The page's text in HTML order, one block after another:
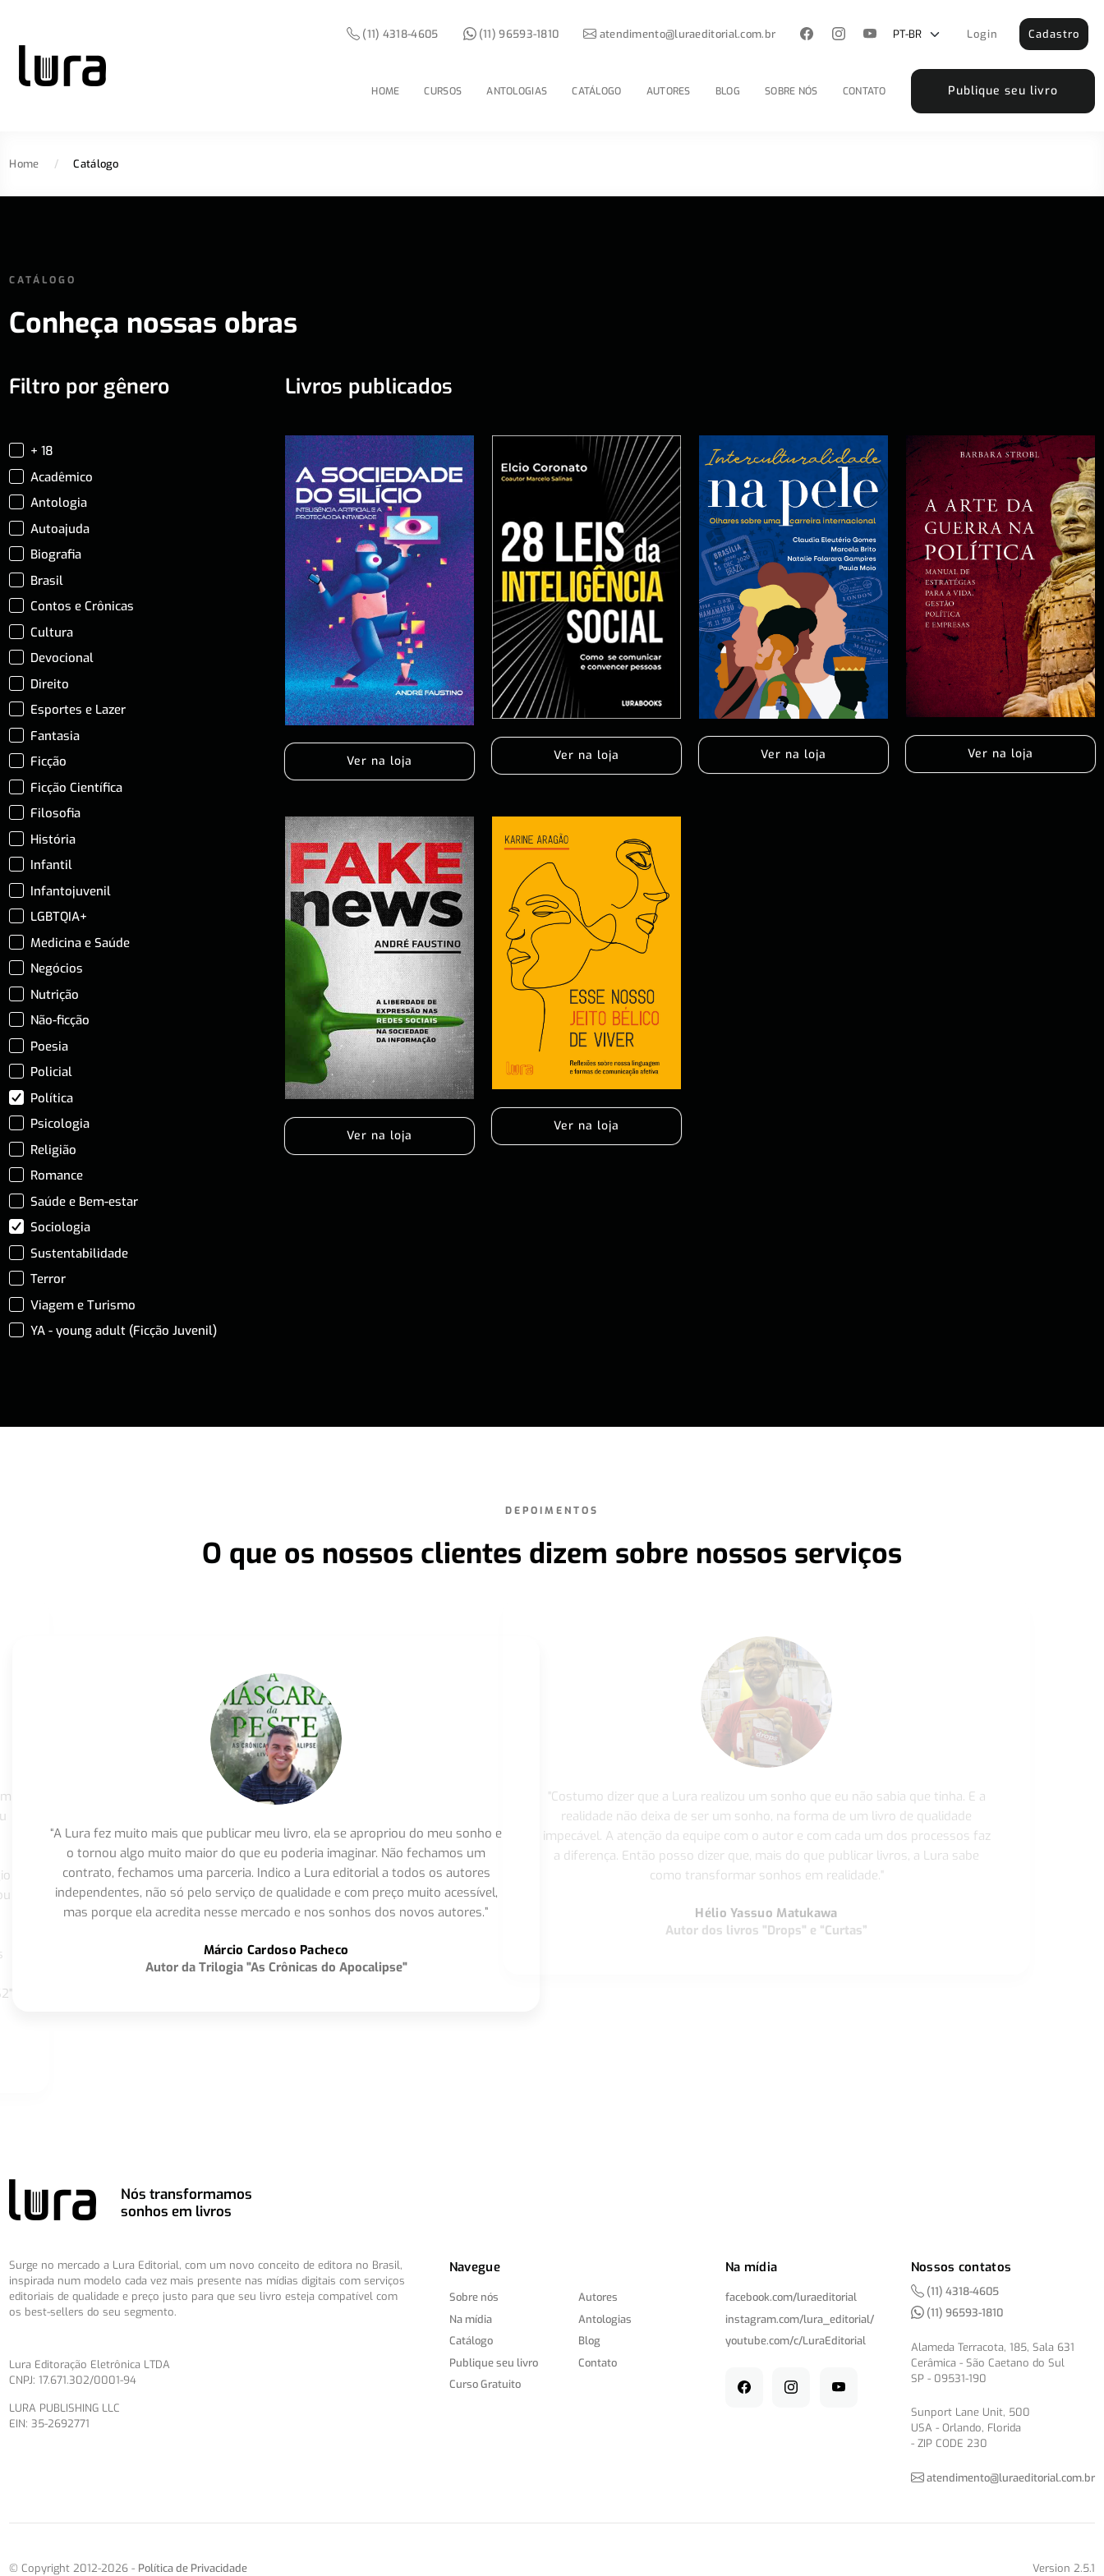
HOME CURSOS ANTOLOGIAS CATÁLOGO AUTORES BLOG SOBRE NÓS CONTATO Publique seu livro
(11) 4318-4605 (11) 96593-1810 atendimento@luraeditorial.com.br Login Cadastro
Home / Catálogo
CATÁLOGO
Conheça nossas obras
Filtro por gênero
+ 18
Acadêmico
Antologia
Autoajuda
Biografia
Brasil
Contos e Crônicas
Cultura
Devocional
Direito
Esportes e Lazer
Fantasia
Ficção
Ficção Científica
Filosofia
História
Infantil
Infantojuvenil
LGBTQIA+
Medicina e Saúde
Negócios
Nutrição
Não-ficção
Poesia
Policial
Política
Psicologia
Religião
Romance
Saúde e Bem-estar
Sociologia
Sustentabilidade
Terror
Viagem e Turismo
YA - young adult (Ficção Juvenil)
Livros publicados
Ver na loja Ver na loja Ver na loja Ver na loja
Ver na loja
Ver na loja
DEPOIMENTOS
O que os nossos clientes dizem sobre nossos serviços
“A Lura fez muito mais que publicar meu livro, ela se apropriou do meu sonho e
o tornou algo muito maior do que eu poderia imaginar. Não fechamos um
contrato, fechamos uma parceria. Indico a Lura editorial a todos os autores
independentes, não só pelo serviço de qualidade e com preço muito acessível,
mas porque ela acredita nesse mercado e nos sonhos dos novos autores.”
Márcio Cardoso Pacheco
Autor da Trilogia "As Crônicas do Apocalipse"
"Costumo dizer que a Lura realizou um sonho que eu não sabia que tinha. E a
realidade não deixa de ser um sonho, na forma de um livro de qualidade
impecável. A atenção da equipe com o autor e com cada um dos processos faz
a diferença. Então posso dizer que, mais do que publicar livros, a Lura sabe
como transformar sonhos em realidade."
Hélio Yassuo Matukawa
Autor dos livros "Drops" e “Curtas”
Nós transformamos
sonhos em livros
Surge no mercado a Lura Editorial, com um novo conceito de editora no Brasil,
inspirada num modelo cada vez mais presente nas mídias digitais com serviços
editoriais de qualidade e preço justo para que seu livro esteja compatível com
os best-sellers do seu segmento.
Lura Editoração Eletrônica LTDA
CNPJ: 17.671.302/0001-94
LURA PUBLISHING LLC
EIN: 35-2692771
Navegue
Sobre nós
Na mídia
Catálogo
Publique seu livro
Curso Gratuito
Autores
Antologias
Blog
Contato
Na mídia
facebook.com/luraeditorial
instagram.com/lura_editorial/
youtube.com/c/LuraEditorial
Nossos contatos
(11) 4318-4605
(11) 96593-1810
Alameda Terracota, 185, Sala 631
Cerâmica - São Caetano do Sul
SP - 09531-190
Sunport Lane Unit, 500
USA - Orlando, Florida
- ZIP CODE 230
atendimento@luraeditorial.com.br
© Copyright 2012-2026 - Política de Privacidade Version 2.5.1